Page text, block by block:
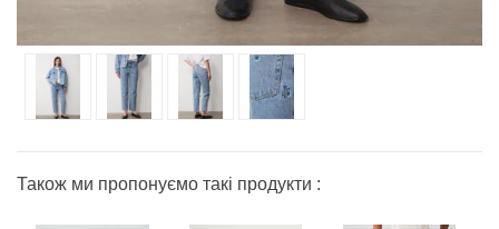
Також ми пропонуємо такі продукти :